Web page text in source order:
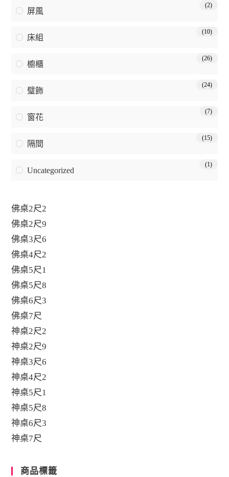
屏風
(2)
床組
(10)
櫥櫃
(26)
璧飾
(24)
窗花
(7)
隔間
(15)
Uncategorized
(1)
佛桌2尺2
佛桌2尺9
佛桌3尺6
佛桌4尺2
佛桌5尺1
佛桌5尺8
佛桌6尺3
佛桌7尺
神桌2尺2
神桌2尺9
神桌3尺6
神桌4尺2
神桌5尺1
神桌5尺8
神桌6尺3
神桌7尺
商品標籤